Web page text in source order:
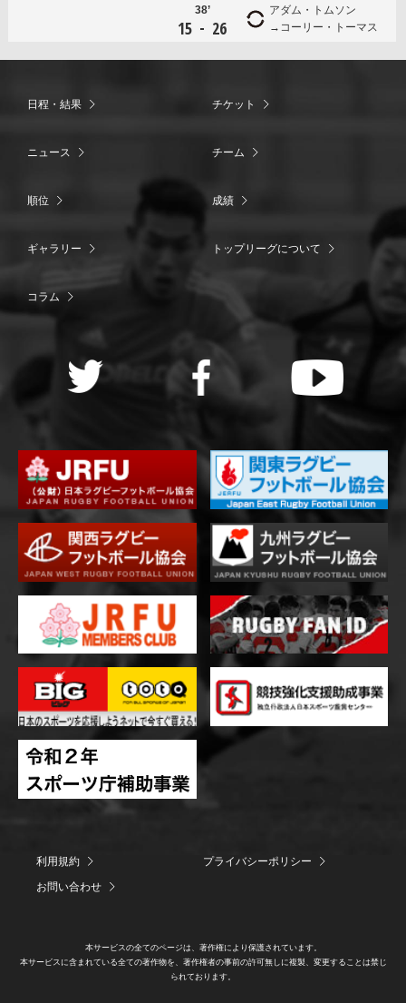
38’
15 - 26
アダム・トムソン
コーリー・トーマス
日程・結果 チケット
ニュース チーム
順位 成績
ギャラリー トップリーグについて
コラム
利用規約
プライバシーポリシー
お問い合わせ
本サービスの全てのページは、著作権により保護されています。
本サービスに含まれている全ての著作物を、著作権者の事前の許可無しに複製、変更することは禁じ
られております。